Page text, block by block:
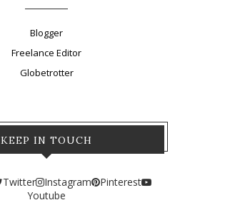
Blogger
Freelance Editor
Globetrotter
KEEP IN TOUCH
Twitter Instagram
Pinterest
Youtube